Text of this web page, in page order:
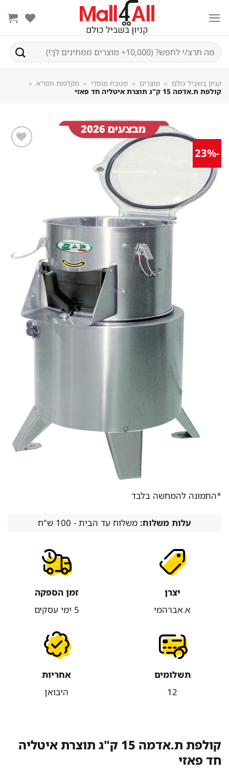
חיפוש
עבור:
קניון בשביל כולם מוצרים מטבח מוסדי מקלפות תפו"א
קולפת ת.אדמה 15 ק"ג תוצרת איטליה חד פאזי
*התמונה להמחשה בלבד
עלות משלוח:משלוח עד הבית - 100 ש"ח
יצרן
א.אברהמי
זמן הספקה
5 ימי עסקים
תשלומים
12
אחריות
היבואן
קולפת ת.אדמה 15 ק"ג תוצרת איטליה
חד פאזי